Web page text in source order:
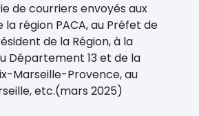
de courriers envoyés aux
la région PACA, au Préfet de
de la Région, à la
Département 13 et de la
Marseille-Provence, au
etc.(mars 2025)